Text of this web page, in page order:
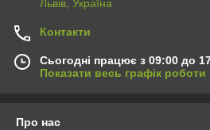
Львів, Україна
Контакти
Сьогодні працює з 09:00 до
Показати весь графік роботи
Про нас